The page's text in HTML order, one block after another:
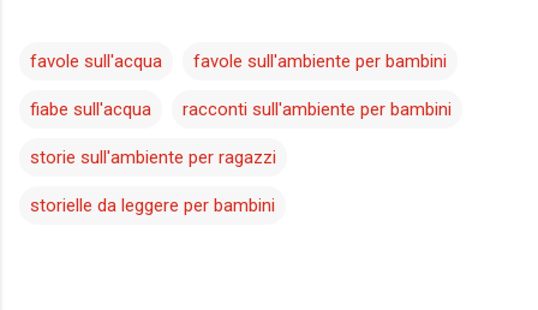
favole sull'acqua favole sull'ambiente per bambini
fiabe sull'acqua racconti sull'ambiente per bambini
storie sull'ambiente per ragazzi
storielle da leggere per bambini